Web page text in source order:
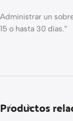
Administrar un
15 o hasta 30 días.”
Productos